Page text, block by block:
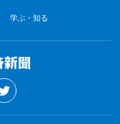
学ぶ・知る